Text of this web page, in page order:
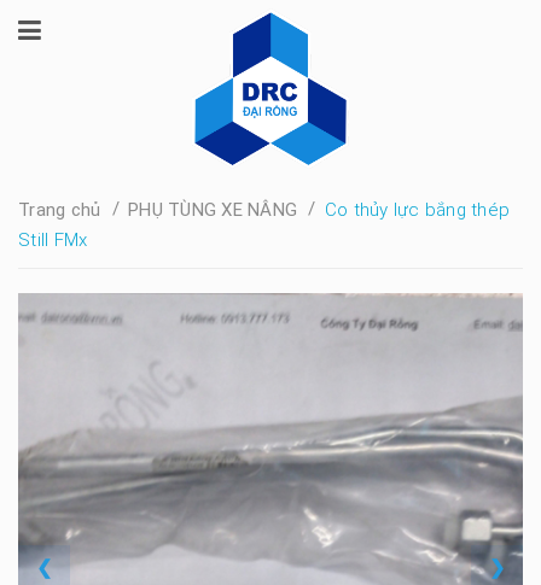
Trang chủ / PHỤ TÙNG XE NÂNG / Co thủy lực bắng thép
Still FMx
❮ ❯